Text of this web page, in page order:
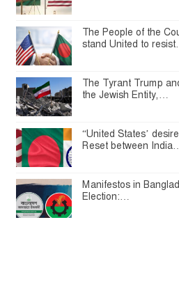
The People of the
stand United to
The Tyrant Trump
the Jewish Entity,…
“United States’
Reset between
Manifestos in
Election:…